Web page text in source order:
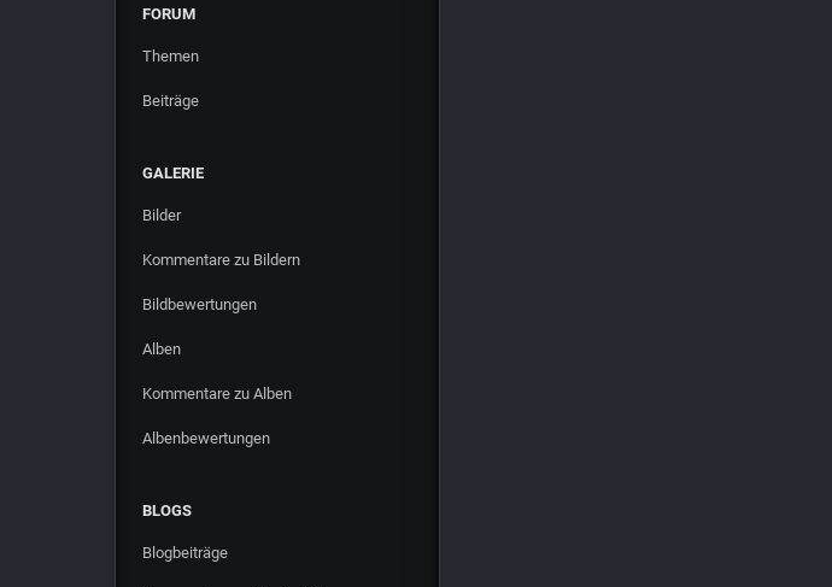
FORUM
Themen
Beiträge
GALERIE
Bilder
Kommentare zu Bildern
Bildbewertungen
Alben
Kommentare zu Alben
Albenbewertungen
BLOGS
Blogbeiträge